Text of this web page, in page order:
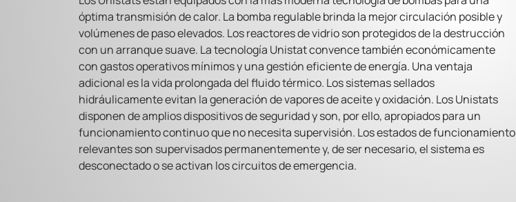
óptima transmisión de calor. La bomba regulable brinda la mejor circulación posible y
volúmenes de paso elevados. Los reactores de vidrio son protegidos de la destrucción
con un arranque suave. La tecnología Unistat convence también económicamente
con gastos operativos mínimos y una gestión eficiente de energía. Una ventaja
adicional es la vida prolongada del fluido térmico. Los sistemas sellados
hidráulicamente evitan la generación de vapores de aceite y oxidación. Los Unistats
disponen de amplios dispositivos de seguridad y son, por ello, apropiados para un
funcionamiento continuo que no necesita supervisión. Los estados de funcionamiento
relevantes son supervisados permanentemente y, de ser necesario, el sistema es
desconectado o se activan los circuitos de emergencia.